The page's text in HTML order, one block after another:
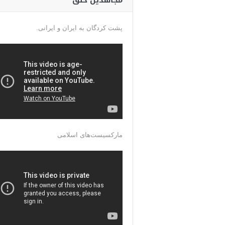
پشت کردگان به ایران و ایرانی.
مارکسیست‌های اسلامی